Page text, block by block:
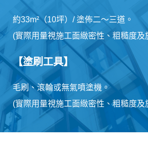
約33m²（10坪）/ 塗佈二～三道。
(實際用量視施工面緻密性、粗糙度及
【塗刷工具】
毛刷、滾輪或無氣噴塗機。
(實際用量視施工面緻密性、粗糙度及